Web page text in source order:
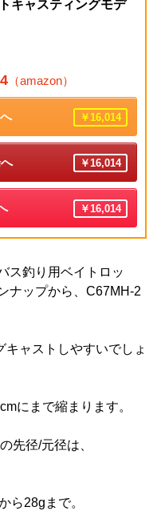
キャスティングモデ
（amazon）
￥16,014
￥16,014
￥16,014
ス釣り用ベイトロッ
ナップから、C67MH-2
ャストしやすいでしょ
にまで縮まります。
先径/元径は、
ら28gまで。